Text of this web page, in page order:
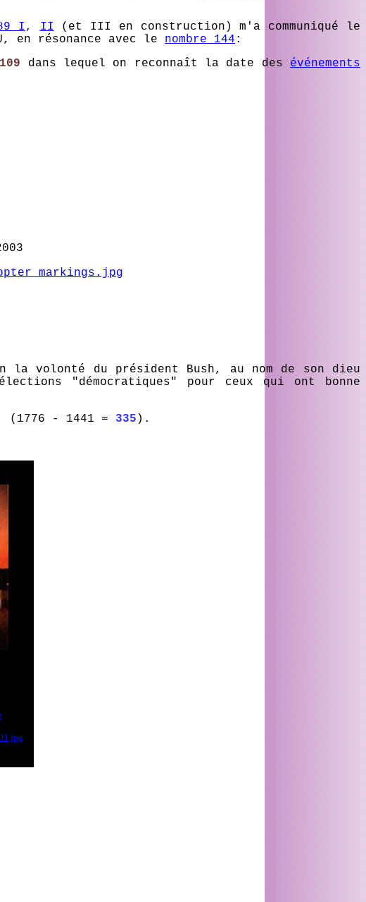
I , II (et III en construction) m'a communiqué le
en résonance avec le nombre 144 :
dans lequel on reconnaît la date des événements
volonté du président Bush, au nom de son dieu
"démocratiques" pour ceux qui ont bonne
(1776 - 1441 = 335 ).